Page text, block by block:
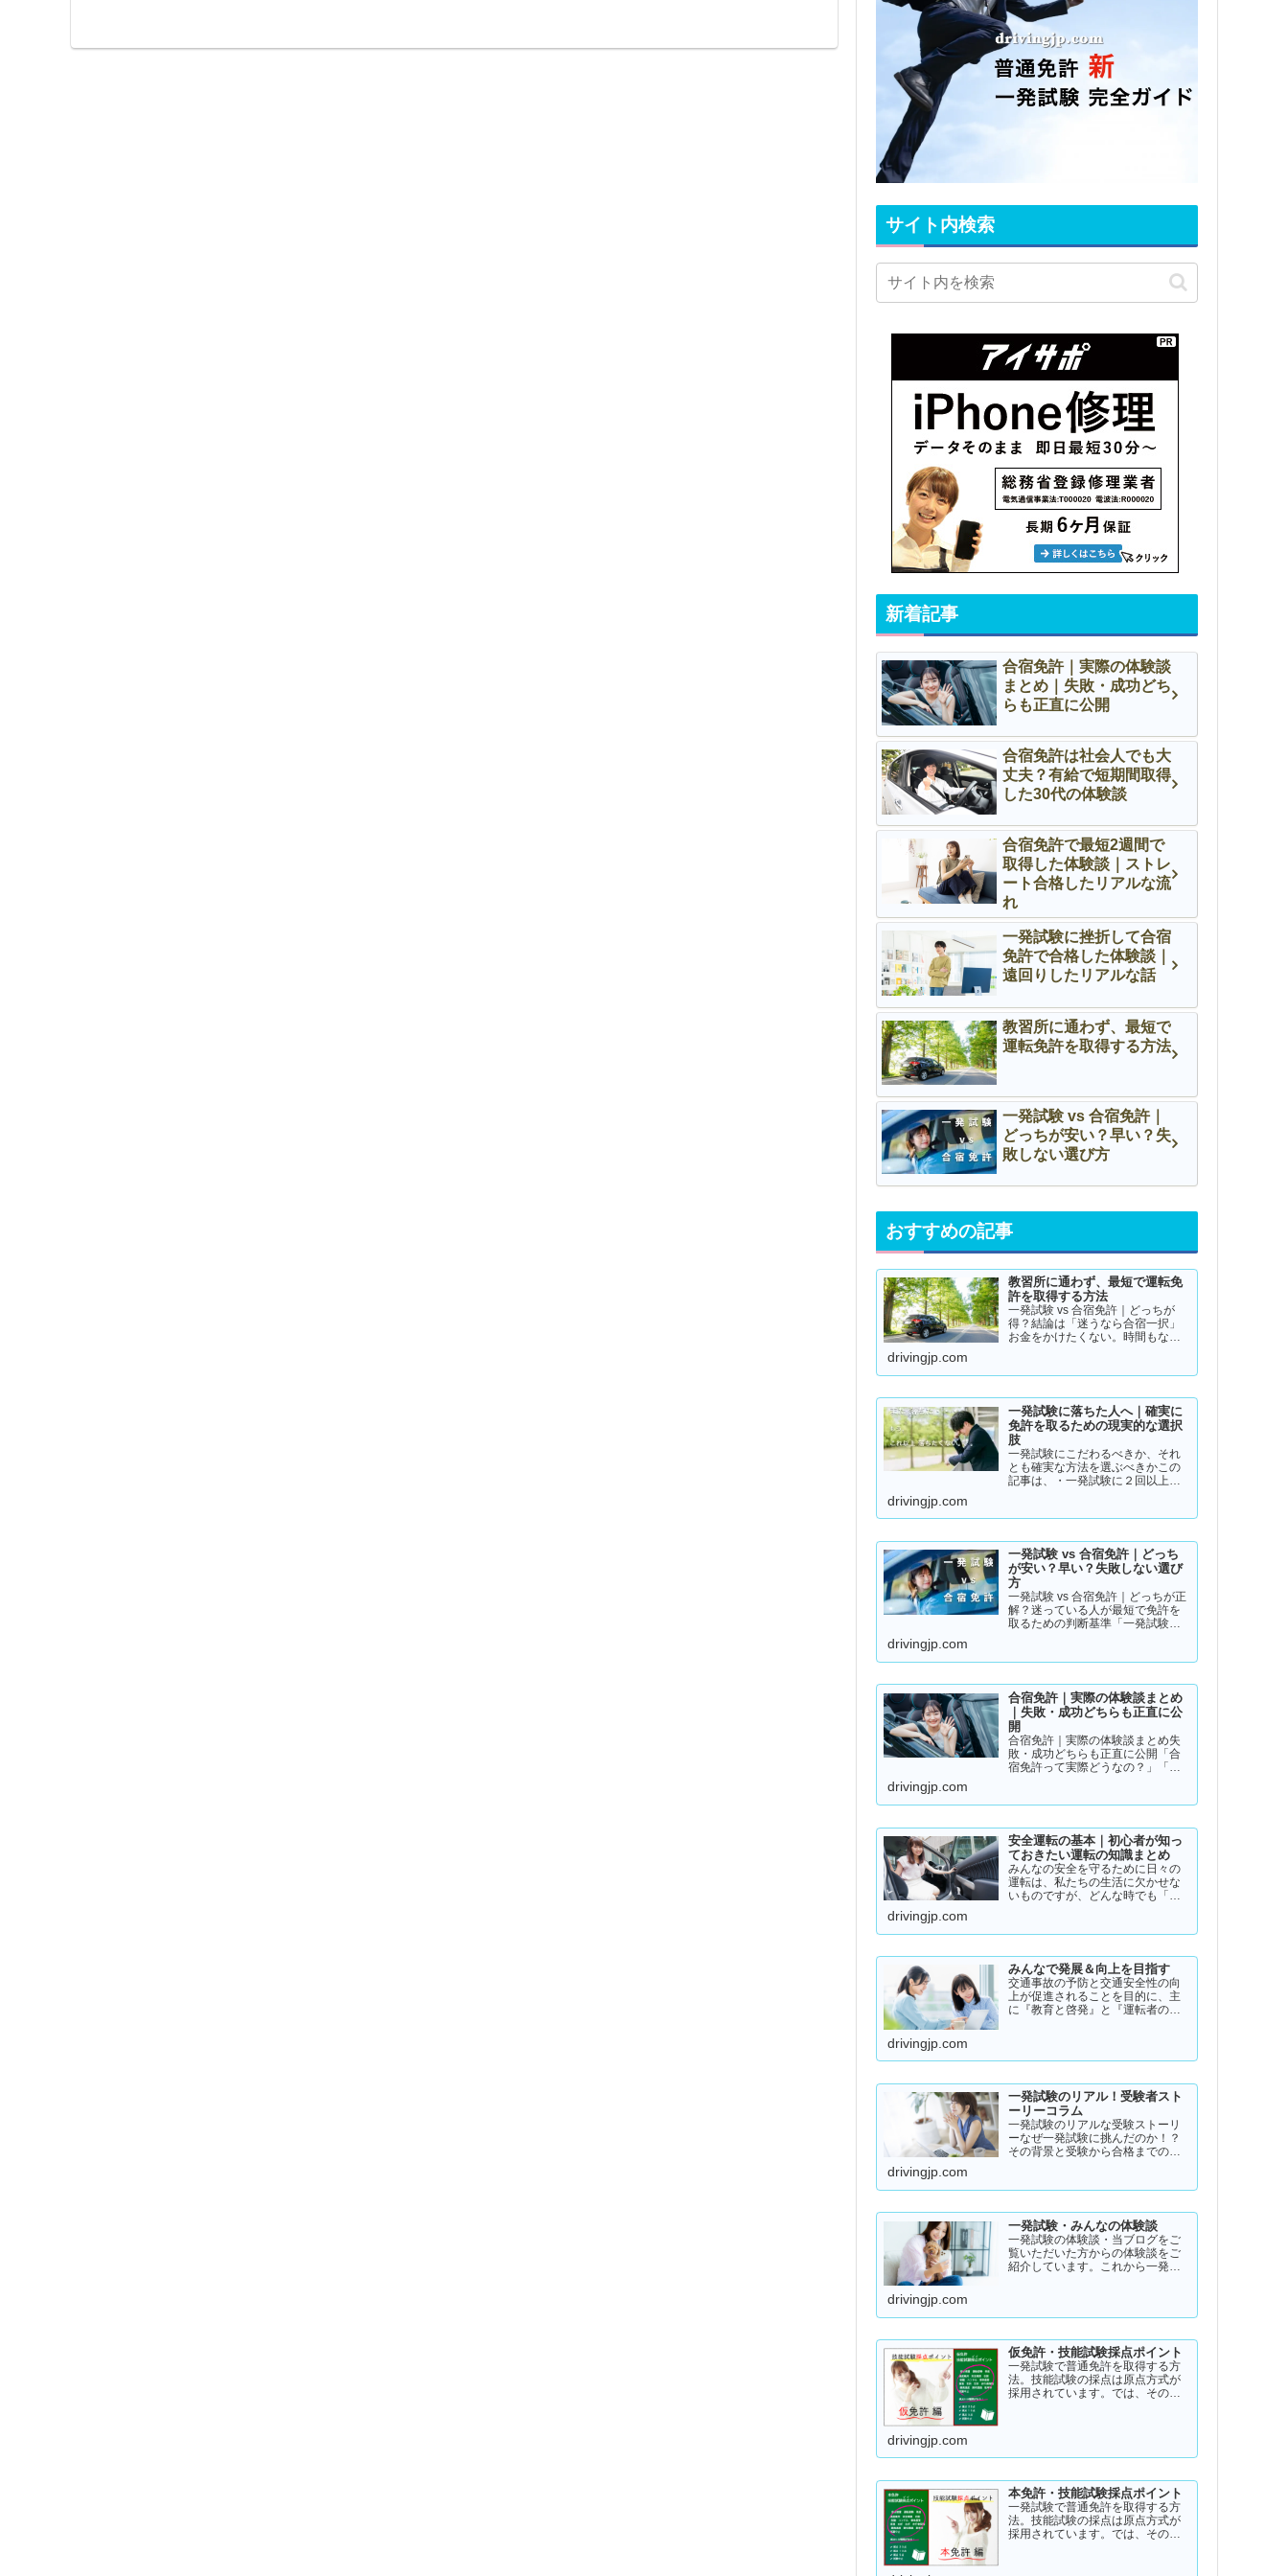
サイト内検索
新着記事
合宿免許｜実際の体験談
まとめ｜失敗・成功どち
らも正直に公開
合宿免許は社会人でも大
丈夫？有給で短期間取得
した30代の体験談
合宿免許で最短2週間で
取得した体験談｜ストレ
ート合格したリアルな流
れ
一発試験に挫折して合宿
免許で合格した体験談｜
遠回りしたリアルな話
教習所に通わず、最短で
運転免許を取得する方法
一発試験 vs 合宿免許｜
どっちが安い？早い？失
敗しない選び方
おすすめの記事
教習所に通わず、最短で運転免
許を取得する方法
一発試験 vs 合宿免許｜どっちが
得？結論は「迷うなら合宿一択」
お金をかけたくない。時間もな
た。👉 まずは結論から【結論】教
実質この2つです。・一発試験…
drivingjp.com
一発試験に落ちた人へ｜確実に
免許を取るための現実的な選択
肢
一発試験にこだわるべきか、それ
とも確実な方法を選ぶべきかこの
記事は、・一発試験に２回以上落
ているそんな方に向けて書いてい
ると、・さらに何回も落ちる・
数…
drivingjp.com
一発試験 vs 合宿免許｜どっち
が安い？早い？失敗しない選び
方
一発試験 vs 合宿免許｜どっちが正
解？迷っている人が最短で免許を
取るための判断基準「一発試験と
たくない…」免許の取り方で迷っ
から言うと、人によって最適…
drivingjp.com
合宿免許｜実際の体験談まとめ
｜失敗・成功どちらも正直に公
開
合宿免許｜実際の体験談まとめ失
敗・成功どちらも正直に公開「合
宿免許って実際どうなの？」「ち
を持っている方に向けて、実際の
めました。結論から言うと👇👉 …
drivingjp.com
安全運転の基本｜初心者が知っ
ておきたい運転の知識まとめ
みんなの安全を守るために日々の
運転は、私たちの生活に欠かせな
いものですが、どんな時でも「安
に変化しており、思わぬ危険が潜
ドの出し過ぎや注意力の低下、
小…
drivingjp.com
みんなで発展＆向上を目指す
交通事故の予防と交通安全性の向
上が促進されることを目的に、主
に『教育と啓発』と『運転者の意
drivingjp.com
一発試験のリアル！受験者スト
ーリーコラム
一発試験のリアルな受験ストーリ
ーなぜ一発試験に挑んだのか！？
その背景と受験から合格までのリ
→ 一発試験 新 完全ガイド!
drivingjp.com
一発試験・みんなの体験談
一発試験の体験談・当ブログをご
覧いただいた方からの体験談をご
紹介しています。これから一発試
ていただけたら幸いです。
drivingjp.com
仮免許・技能試験採点ポイント
一発試験で普通免許を取得する方
法。技能試験の採点は原点方式が
採用されています。では、その際
点基準と具体的な減点数をまとめ
drivingjp.com
本免許・技能試験採点ポイント
一発試験で普通免許を取得する方
法。技能試験の採点は原点方式が
採用されています。では、その際